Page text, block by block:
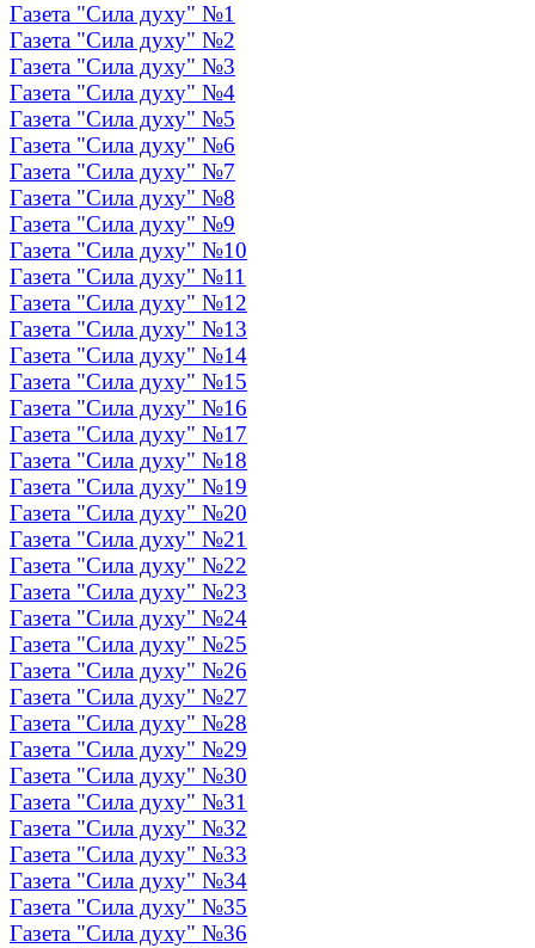
Газета "Сила духу" №1
Газета "Сила духу" №2
Газета "Сила духу" №3
Газета "Сила духу" №4
Газета "Сила духу" №5
Газета "Сила духу" №6
Газета "Сила духу" №7
Газета "Сила духу" №8
Газета "Сила духу" №9
Газета "Сила духу" №10
Газета "Сила духу" №11
Газета "Сила духу" №12
Газета "Сила духу" №13
Газета "Сила духу" №14
Газета "Сила духу" №15
Газета "Сила духу" №16
Газета "Сила духу" №17
Газета "Сила духу" №18
Газета "Сила духу" №19
Газета "Сила духу" №20
Газета "Сила духу" №21
Газета "Сила духу" №22
Газета "Сила духу" №23
Газета "Сила духу" №24
Газета "Сила духу" №25
Газета "Сила духу" №26
Газета "Сила духу" №27
Газета "Сила духу" №28
Газета "Сила духу" №29
Газета "Сила духу" №30
Газета "Сила духу" №31
Газета "Сила духу" №32
Газета "Сила духу" №33
Газета "Сила духу" №34
Газета "Сила духу" №35
Газета "Сила духу" №36